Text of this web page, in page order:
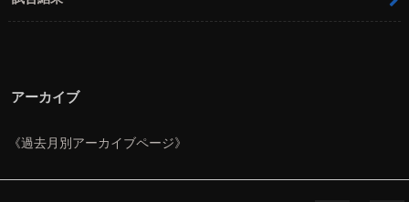
アーカイブ
《過去月別アーカイブページ》